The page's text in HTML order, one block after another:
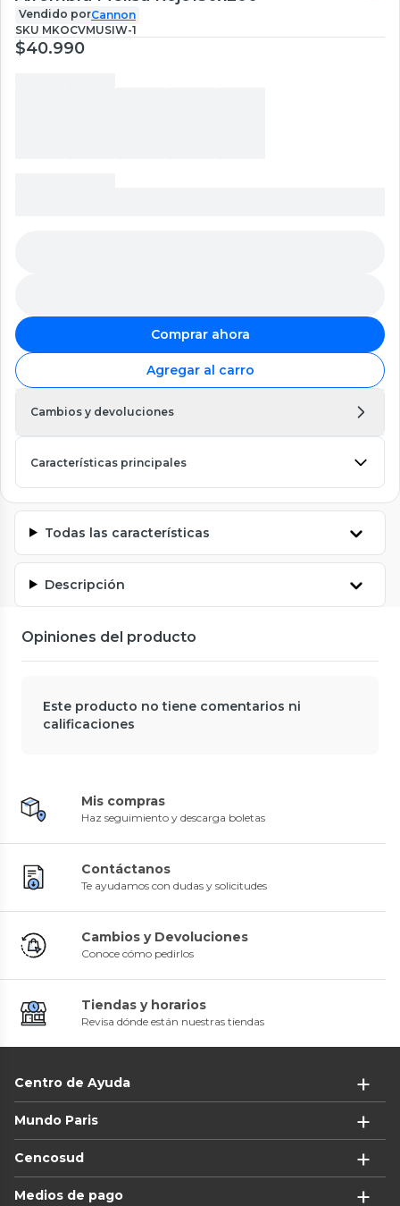
Vendido porCannon
SKU MKOCVMUSIW-1
$40.990
Comprar ahora
Agregar al carro
Cambios y devoluciones
Características principales
Todas las características
Descripción
Opiniones del producto
Este producto no tiene comentarios ni
calificaciones
Mis compras
Haz seguimiento y descarga boletas
Contáctanos
Te ayudamos con dudas y solicitudes
Cambios y Devoluciones
Conoce cómo pedirlos
Tiendas y horarios
Revisa dónde están nuestras tiendas
Centro de Ayuda
Mundo Paris
Cencosud
Medios de pago